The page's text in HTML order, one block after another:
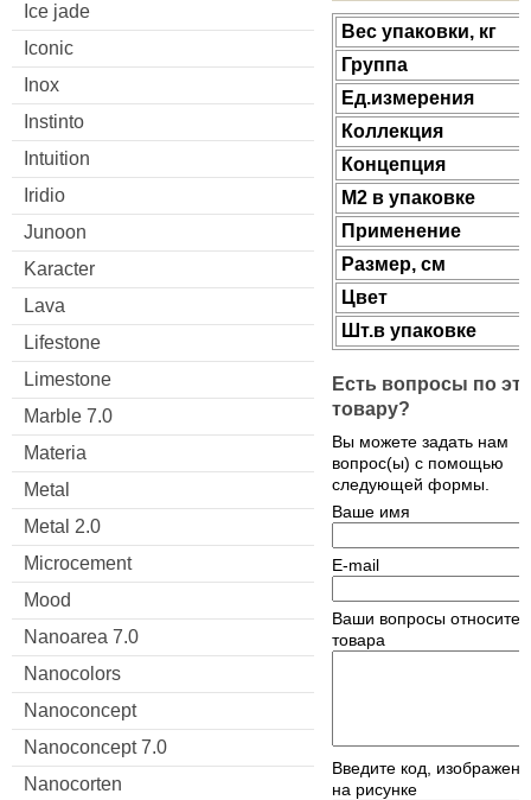
Ice jade
Iconic
Inox
Instinto
Intuition
Iridio
Junoon
Karacter
Lava
Lifestone
Limestone
Marble 7.0
Materia
Metal
Metal 2.0
Microcement
Mood
Nanoarea 7.0
Nanocolors
Nanoconcept
Nanoconcept 7.0
Nanocorten
Веc упаковки, кг
Группа
Ед.измерения
Коллекция
Концепция
М2 в упаковке
Применение
Размер, см
Цвет
Шт.в упаковке
Есть вопросы по
товару?
Вы можете задать нам
вопрос(ы) с помощью
следующей формы.
Ваше имя
E-mail
Ваши вопросы
товара
Введите код,
на рисунке